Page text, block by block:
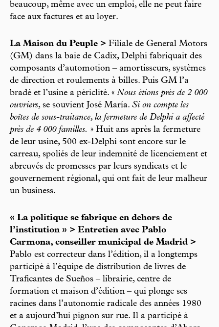
beaucoup, même avec un emploi, elle ne peut faire
face aux factures et au loyer.
La Maison du Peuple > Filiale de General Motors
(GM) dans la baie de Cadix, Delphi fabriquait des
composants d’automotion – amortisseurs, systèmes
de direction et roulements à billes. Puis GM l’a
bradé et l’usine a périclité. « Nous étions près de 2 000
ouvriers, se souvient José María. Si on compte les
boîtes de sous-traitance, la fermeture de Delphi a affecté
près de 4 000 familles. » Huit ans après la fermeture
de leur usine, 500 ex-Delphi sont encore sur le
carreau, spoliés de leur indemnité de licenciement et
abreuvés de promesses par leurs syndicats et le
gouvernement régional, qui ont fait de leur malheur
un business.
« La politique se fabrique en dehors de
l’institution » > Entretien avec Pablo
Carmona, conseiller municipal de Madrid >
Pablo est correcteur dans l’édition, il a longtemps
participé à l’équipe de distribution de livres de
Traficantes de Sueños – librairie, centre de
formation et maison d’édition – qui plonge ses
racines dans l’autonomie radicale des années 1980
et a aujourd’hui pignon sur rue. Il a participé à